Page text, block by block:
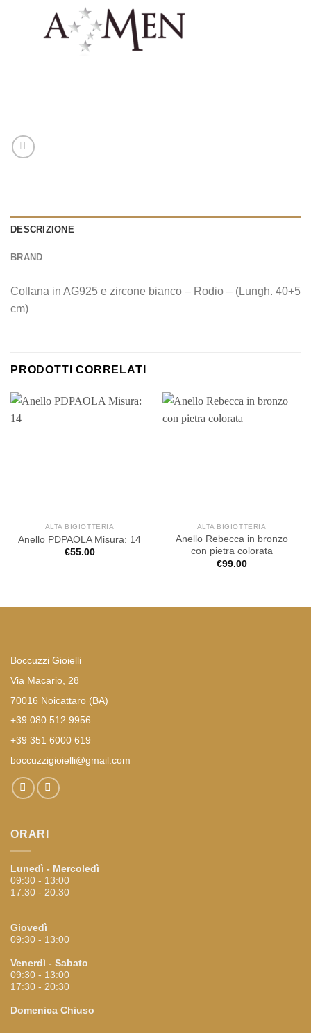
DESCRIZIONE
BRAND
Collana in AG925 e zircone bianco – Rodio – (Lungh. 40+5
cm)
PRODOTTI CORRELATI
ALTA BIGIOTTERIA
Anello PDPAOLA Misura: 14
€55.00
ALTA BIGIOTTERIA
Anello Rebecca in bronzo
con pietra colorata
€99.00
Boccuzzi Gioielli
Via Macario, 28
70016 Noicattaro (BA)
+39 080 512 9956
+39 351 6000 619
boccuzzigioielli@gmail.com
ORARI
Lunedì - Mercoledì
09:30 - 13:00
17:30 - 20:30
Giovedì
09:30 - 13:00
Venerdì - Sabato
09:30 - 13:00
17:30 - 20:30
Domenica Chiuso